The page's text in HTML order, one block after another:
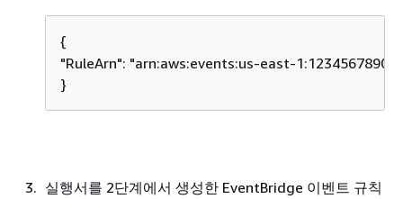
{
"RuleArn": "arn:aws:events:us-east-
}
실행서를 2단계에서 생성한 EventBridge 이벤트 규칙